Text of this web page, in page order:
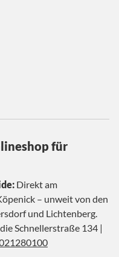
für
Direkt am
– unweit von den
und Lichtenberg.
Schnellerstraße 134 |